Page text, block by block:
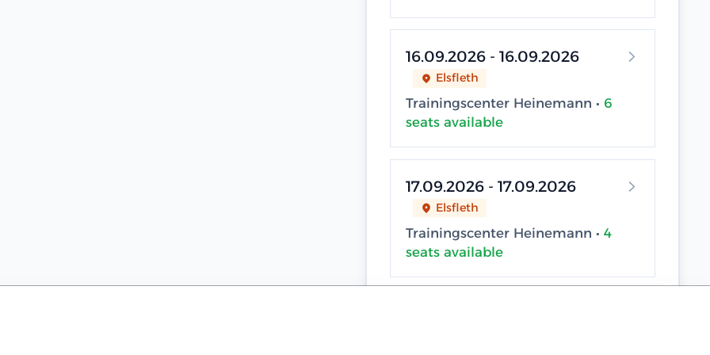
16.09.2026 - 16.09.2026
Elsfleth
Trainingscenter Heinemann • 6
seats available
17.09.2026 - 17.09.2026
Elsfleth
Trainingscenter Heinemann • 4
seats available